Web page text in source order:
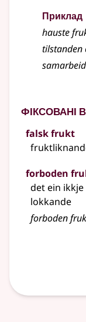
Приклад
hauste
tilstanden
Фіксовані
falsk frukt
forboden
det ein
lokkande
forboden